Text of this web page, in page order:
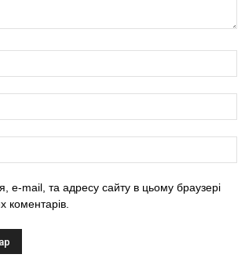
e-mail, та адресу сайту в цьому браузері
коментарів.